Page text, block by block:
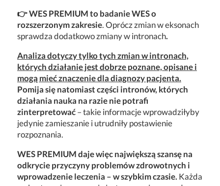
👉 WES PREMIUM to badanie WES o
rozszerzonym zakresie. Oprócz zmian w eksonach
sprawdza dodatkowo zmiany w intronach.
Analiza dotyczy tylko tych zmian w intronach,
których działanie jest dobrze poznane, opisane i
mogą mieć znaczenie dla diagnozy pacjenta.
Pomija się natomiast części intronów, których
działania nauka na razie nie potrafi
zinterpretować– takie informacje wprowadziłyby
jedynie zamieszanie i utrudniły postawienie
rozpoznania.
WES PREMIUM daje więc największą szansę na
odkrycie przyczyny problemów zdrowotnych i
wprowadzenie leczenia – w szybkim czasie. Każda